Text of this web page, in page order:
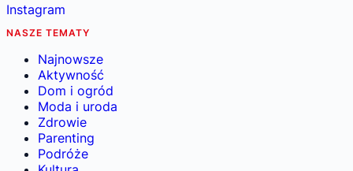
Instagram
NASZE TEMATY
Najnowsze
Aktywność
Dom i ogród
Moda i uroda
Zdrowie
Parenting
Podróże